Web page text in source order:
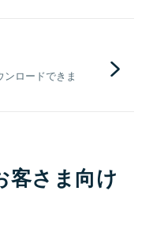
ロードできま
客さま向け